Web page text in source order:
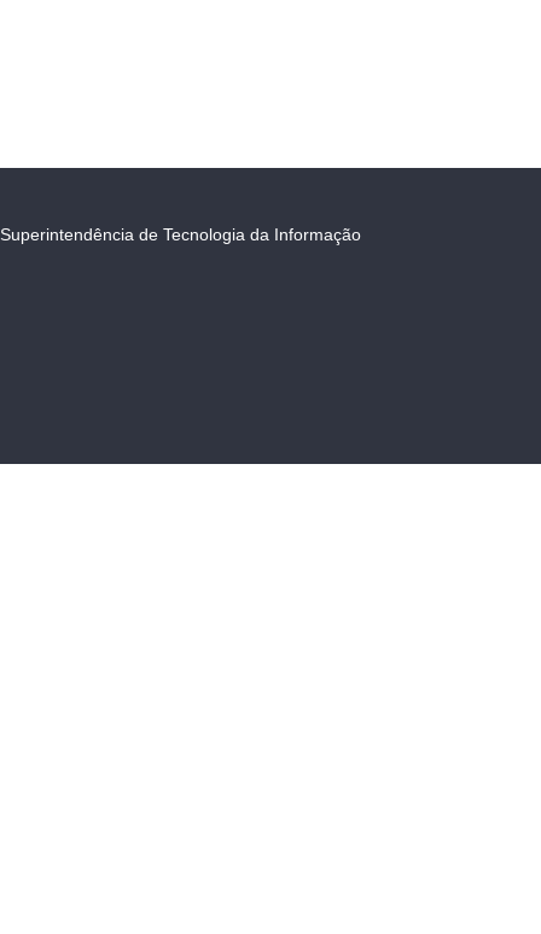
Superintendência de Tecnologia da Informação